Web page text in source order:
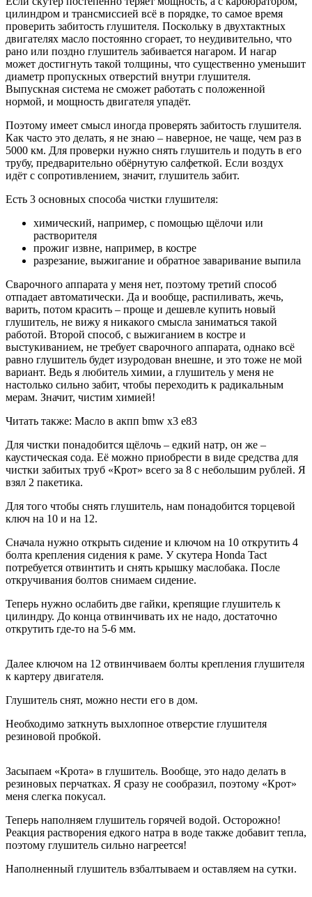
цилиндром и трансмиссией всё в порядке, то самое время
проверить забитость глушителя. Поскольку в двухтактных
двигателях масло постоянно сгорает, то неудивительно, что
рано или поздно глушитель забивается нагаром. И нагар
может достигнуть такой толщины, что существенно уменьшит
диаметр пропускных отверстий внутри глушителя.
Выпускная система не сможет работать с положенной
нормой, и мощность двигателя упадёт.
Поэтому имеет смысл иногда проверять забитость глушителя.
Как часто это делать, я не знаю – наверное, не чаще, чем раз в
5000 км. Для проверки нужно снять глушитель и подуть в его
трубу, предварительно обёрнутую салфеткой. Если воздух
идёт с сопротивлением, значит, глушитель забит.
Есть 3 основных способа чистки глушителя:
химический, например, с помощью щёлочи или
растворителя
прожиг извне, например, в костре
разрезание, выжигание и обратное заваривание выпила
Сварочного аппарата у меня нет, поэтому третий способ
отпадает автоматически. Да и вообще, распиливать, жечь,
варить, потом красить – проще и дешевле купить новый
глушитель, не вижу я никакого смысла заниматься такой
работой. Второй способ, с выжиганием в костре и
выстукиванием, не требует сварочного аппарата, однако всё
равно глушитель будет изуродован внешне, и это тоже не мой
вариант. Ведь я любитель химии, а глушитель у меня не
настолько сильно забит, чтобы переходить к радикальным
мерам. Значит, чистим химией!
Читать также: Масло в акпп bmw x3 e83
Для чистки понадобится щёлочь – едкий натр, он же –
каустическая сода. Её можно приобрести в виде средства для
чистки забитых труб «Крот» всего за 8 с небольшим рублей. Я
взял 2 пакетика.
Для того чтобы снять глушитель, нам понадобится торцевой
ключ на 10 и на 12.
Сначала нужно открыть сидение и ключом на 10 открутить 4
болта крепления сидения к раме. У скутера Honda Tact
потребуется отвинтить и снять крышку маслобака. После
откручивания болтов снимаем сидение.
Теперь нужно ослабить две гайки, крепящие глушитель к
цилиндру. До конца отвинчивать их не надо, достаточно
открутить где-то на 5-6 мм.
Далее ключом на 12 отвинчиваем болты крепления глушителя
к картеру двигателя.
Глушитель снят, можно нести его в дом.
Необходимо заткнуть выхлопное отверстие глушителя
резиновой пробкой.
Засыпаем «Крота» в глушитель. Вообще, это надо делать в
резиновых перчатках. Я сразу не сообразил, поэтому «Крот»
меня слегка покусал.
Теперь наполняем глушитель горячей водой. Осторожно!
Реакция растворения едкого натра в воде также добавит тепла,
поэтому глушитель сильно нагреется!
Наполненный глушитель взбалтываем и оставляем на сутки.